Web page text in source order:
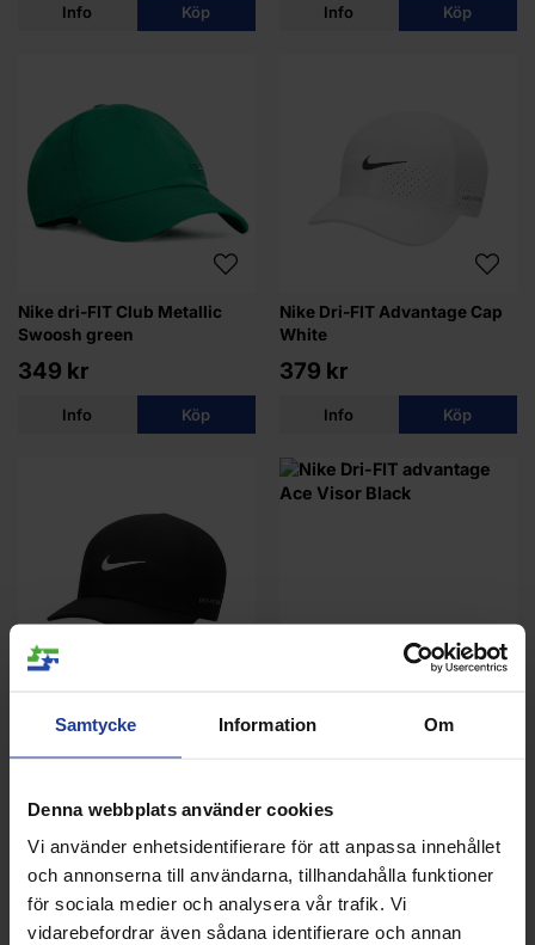
Samtycke Information Om
Denna webbplats använder cookies
Vi använder enhetsidentifierare för att anpassa innehållet
och annonserna till användarna, tillhandahålla funktioner
för sociala medier och analysera vår trafik. Vi
vidarebefordrar även sådana identifierare och annan
Info Köp Info Köp
Nike dri-FIT Club Metallic
Swoosh green
349 kr
Info Köp
Nike Dri-FIT Advantage Cap
White
379 kr
Info Köp
Nike Dri-FIT Advantage Cap
Black
Info Köp
Nike Dri-FIT advantage Ace
Visor Black
Info